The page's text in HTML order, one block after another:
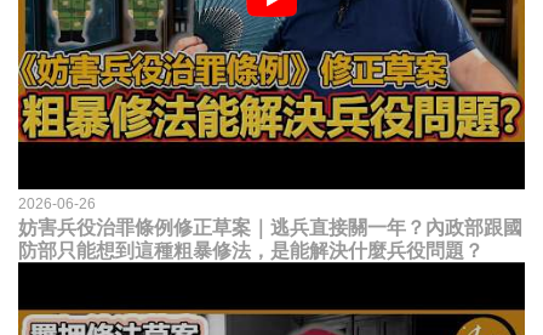
2026-06-26
妨害兵役治罪條例修正草案｜逃兵直接關一年？內政部跟國
防部只能想到這種粗暴修法，是能解決什麼兵役問題？